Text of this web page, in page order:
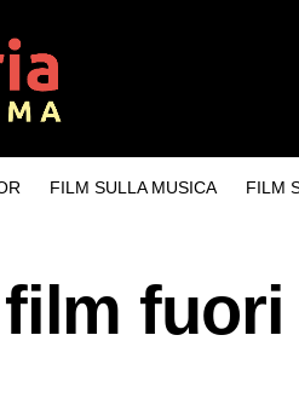
FILM SULLA MUSICA FILM
fuori